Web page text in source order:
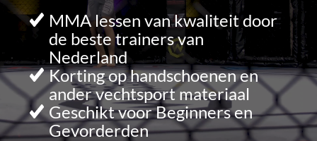
MMA lessen van kwaliteit door
de beste trainers van
Nederland
Korting op handschoenen en
ander vechtsport materiaal
Geschikt voor Beginners en
Gevorderden